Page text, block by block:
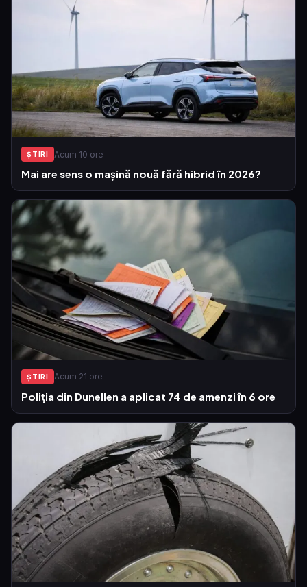
ŞTIRI Acum 10 ore
Mai are sens o mașină nouă fără hibrid în 2026?
ŞTIRI Acum 21 ore
Poliția din Dunellen a aplicat 74 de amenzi în 6 ore